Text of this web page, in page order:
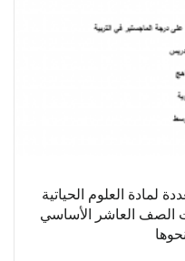
لمادة العلوم الحياتية
الصف العاشر الأساسي